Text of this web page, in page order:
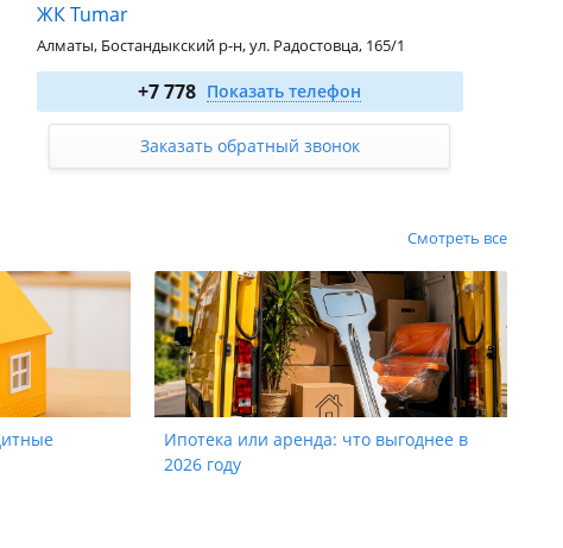
ЖК Tumar
Алматы, Бостандыкский р-н, ул. Радостовца, 165/1
1-комн. 41.42 м²
от 38 106 400
2-комн. 51.35 м²
от 45 958 250 ₸
3-комн. 85.18 м²
+7 778 Показать телефон
Заказать обратный звонок
Смотреть все
Ипотека или аренда: что выгоднее в
2026 году